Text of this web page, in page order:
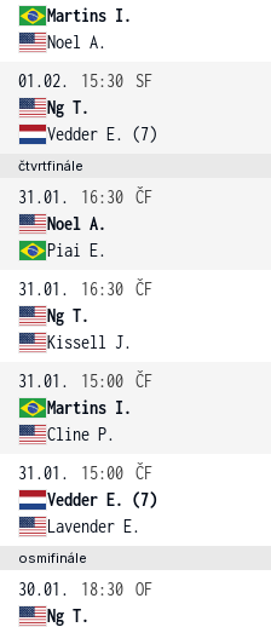
Martins I.
Noel A.
01.02.
15:30
SF
Ng T.
Vedder E. (7)
čtvrtfinále
31.01. 16:30 ČF
Noel A.
Piai E.
31.01.
16:30 ČF
Ng T.
Kissell J.
31.01.
15:00 ČF
Martins I.
Cline P.
31.01.
15:00 ČF
Vedder E. (7)
Lavender E.
osmifinále
30.01. 18:30 OF
Ng T.